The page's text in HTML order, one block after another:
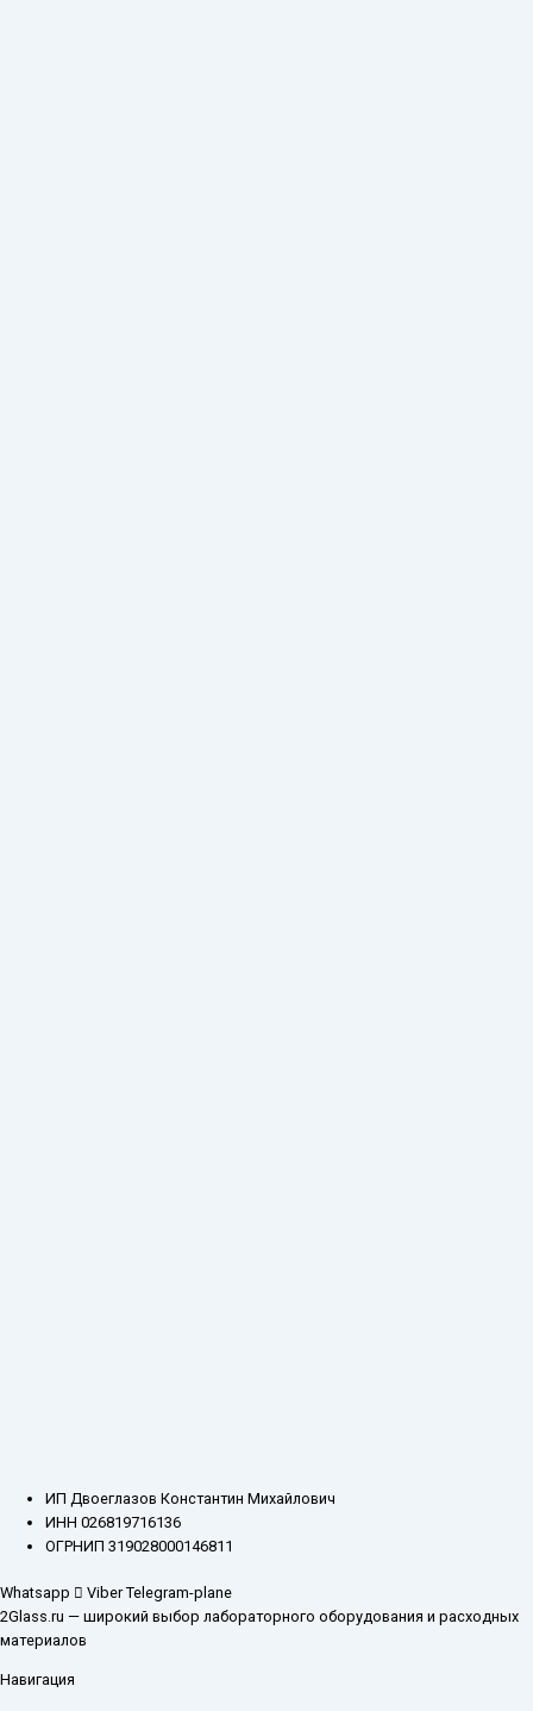
ИП Двоеглазов Константин Михайлович
ИНН 026819716136
ОГРНИП 319028000146811
Whatsapp Viber Telegram-plane
2Glass.ru — широкий выбор лабораторного оборудования и расходных
материалов
Навигация